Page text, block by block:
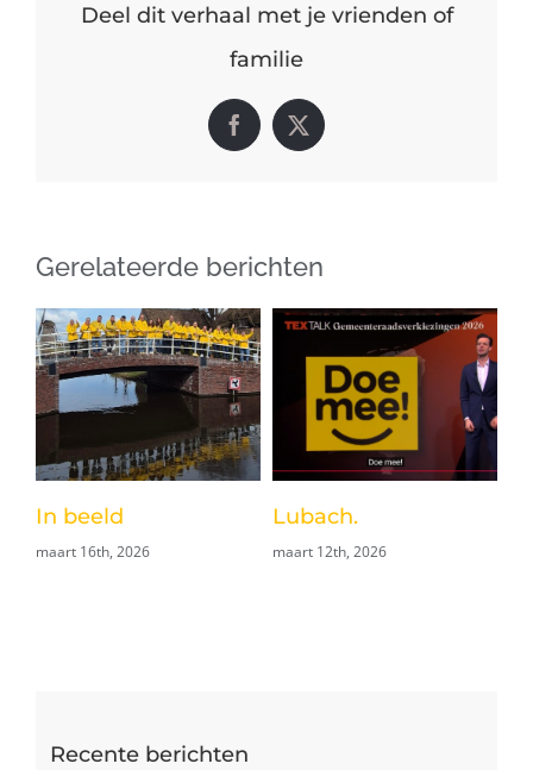
Deel dit verhaal met je vrienden of
familie
Facebook
X
Gerelateerde berichten
In beeld
maart 16th, 2026
Lubach.
maart 12th, 2026
Recente berichten